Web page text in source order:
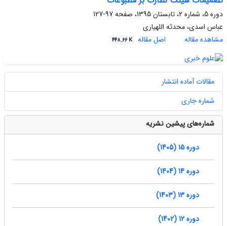
دوره 5، شماره 2، تابستان 1395، صفحه
97-127
عباس اسدی، محدثه اللهیاری
مشاهده مقاله
اصل مقاله 448.66 K
مقالات آماده انتشار
شماره جاری
شماره‌های پیشین نشریه
دوره 15 (1405)
دوره 14 (1404)
دوره 13 (1403)
دوره 12 (1402)